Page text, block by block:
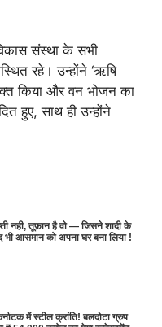
संस्था के सभी
रहे। उन्होंने ‘ऋषि
किया और वन भोजन का
हुए, साथ ही उन्होंने
नही, तूफ़ान है वो — जिसने शादी के
भी आसमान को अपना घर बना लिया !
में स्टील क्रांति! बलदोटा ग्रुप